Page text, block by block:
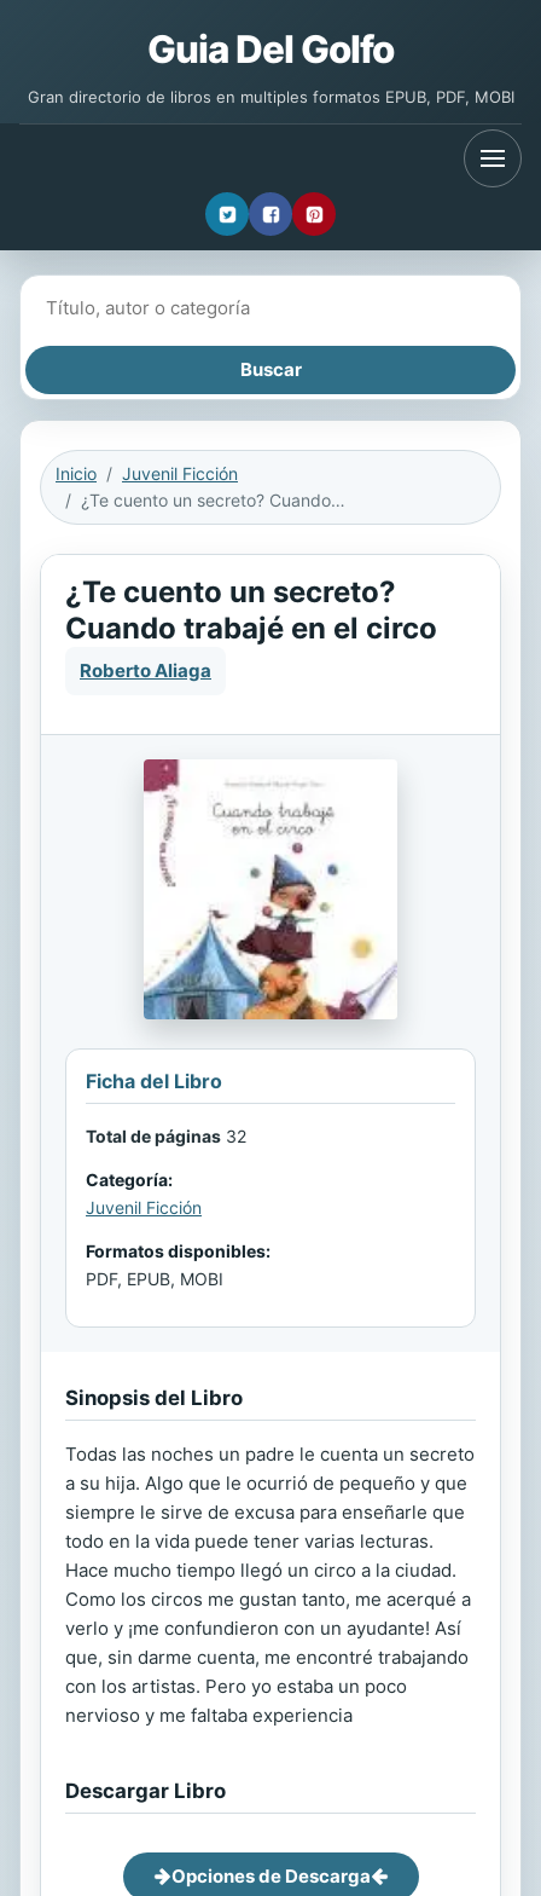
Guia Del Golfo
Gran directorio de libros en multiples formatos EPUB, PDF, MOBI
Inicio
Juvenil Ficción
¿Te cuento un secreto? Cuando trabajé en el circo
¿Te cuento un secreto?
Cuando trabajé en el circo
Roberto Aliaga
Ficha del Libro
Total de páginas 32
Categoría:
Juvenil Ficción
Formatos disponibles:
PDF, EPUB, MOBI
Sinopsis del Libro
Todas las noches un padre le cuenta un secreto
a su hija. Algo que le ocurrió de pequeño y que
siempre le sirve de excusa para enseñarle que
todo en la vida puede tener varias lecturas.
Hace mucho tiempo llegó un circo a la ciudad.
Como los circos me gustan tanto, me acerqué a
verlo y ¡me confundieron con un ayudante! Así
que, sin darme cuenta, me encontré trabajando
con los artistas. Pero yo estaba un poco
nervioso y me faltaba experiencia
Descargar Libro
Opciones de Descarga